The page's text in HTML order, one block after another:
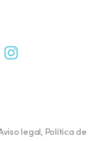
legal, Política de